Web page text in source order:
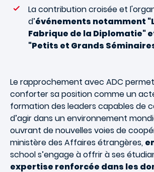
La contribution croisée et
d’événements notamment
Fabrique de la Diplomatie"
"Petits et Grands
Le rapprochement avec ADC
conforter sa position comme un
formation des leaders capables de
d’agir dans un environnement
ouvrant de nouvelles voies de
ministère des Affaires étrangères,
school s’engage à offrir à ses
expertise renforcée dans les